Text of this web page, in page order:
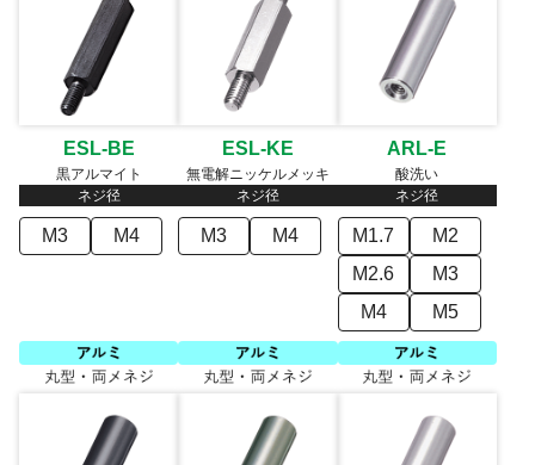
ESL-BE
黒アルマイト
ネジ径
M3 M4
ESL-KE
無電解ニッケルメッキ
ネジ径
M3 M4
ARL-E
酸洗い
ネジ径
M1.7
M2
M2.6
M3
M4
M5